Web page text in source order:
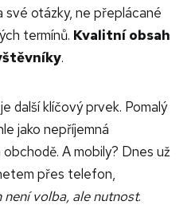
otázky, ne přeplácané
termínů. Kvalitní obsah
.
další klíčový prvek. Pomalý
jako nepříjemná
A mobily? Dnes už
přes telefon,
volba, ale nutnost.